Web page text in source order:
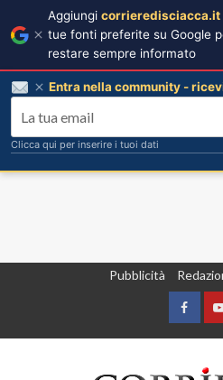
Pubblicità
Aggiungi corrieredisciacca.it
tue fonti preferite su Google
restare sempre informato
Entra nella community -
Clicca qui per inserire i tuoi dati